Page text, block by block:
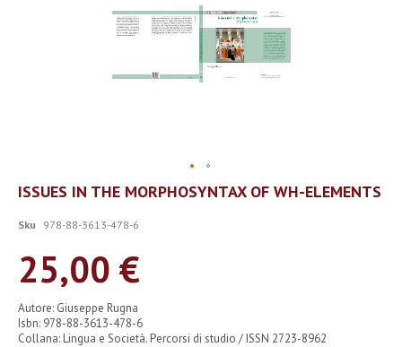
Vai
all'inizio
galleria
immagini
ISSUES IN THE MORPHOSYNTAX OF WH-ELEMENTS
Sku 978-88-3613-478-6
25,00 €
Autore: Giuseppe Rugna
Isbn: 978-88-3613-478-6
Collana: Lingua e Società. Percorsi di studio / ISSN 2723-8962